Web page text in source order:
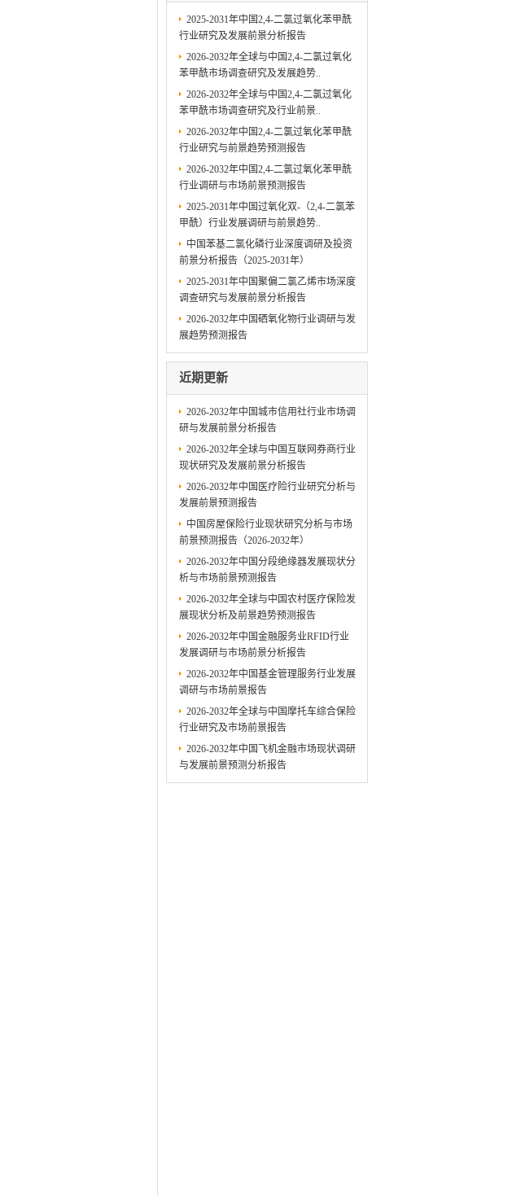
2025-2031年中国2,4-二氯过氧化苯甲酰
行业研究及发展前景分析报告
2026-2032年全球与中国2,4-二氯过氧化
苯甲酰市场调查研究及发展趋势..
2026-2032年全球与中国2,4-二氯过氧化
苯甲酰市场调查研究及行业前景..
2026-2032年中国2,4-二氯过氧化苯甲酰
行业研究与前景趋势预测报告
2026-2032年中国2,4-二氯过氧化苯甲酰
行业调研与市场前景预测报告
2025-2031年中国过氧化双-（2,4-二氯苯
甲酰）行业发展调研与前景趋势..
中国苯基二氯化磷行业深度调研及投资
前景分析报告（2025-2031年）
2025-2031年中国聚偏二氯乙烯市场深度
调查研究与发展前景分析报告
2026-2032年中国硒氧化物行业调研与发
展趋势预测报告
近期更新
2026-2032年中国城市信用社行业市场调
研与发展前景分析报告
2026-2032年全球与中国互联网券商行业
现状研究及发展前景分析报告
2026-2032年中国医疗险行业研究分析与
发展前景预测报告
中国房屋保险行业现状研究分析与市场
前景预测报告（2026-2032年）
2026-2032年中国分段绝缘器发展现状分
析与市场前景预测报告
2026-2032年全球与中国农村医疗保险发
展现状分析及前景趋势预测报告
2026-2032年中国金融服务业RFID行业
发展调研与市场前景分析报告
2026-2032年中国基金管理服务行业发展
调研与市场前景报告
2026-2032年全球与中国摩托车综合保险
行业研究及市场前景报告
2026-2032年中国飞机金融市场现状调研
与发展前景预测分析报告